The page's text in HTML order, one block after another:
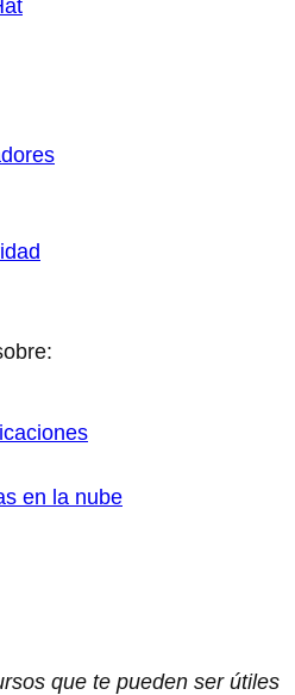
en la nube
que te pueden ser útiles